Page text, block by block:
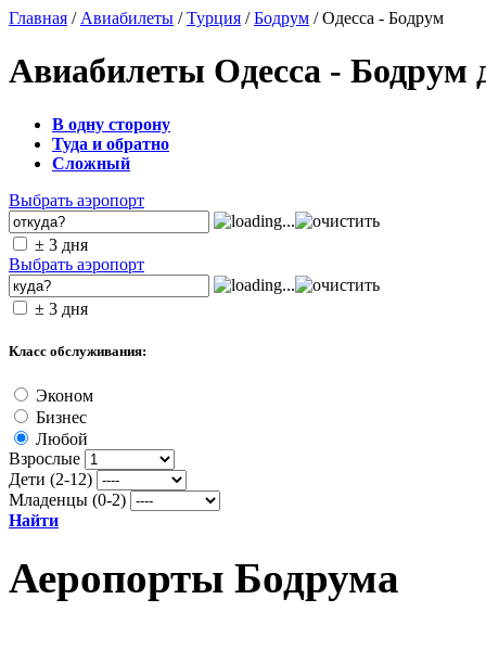
Главная / Авиабилеты /Турция /Бодрум / Одесса - Бодрум
Авиабилеты Одесса - Бодрум
В одну сторону
Туда и обратно
Сложный
Выбрать аэропорт
± 3 дня
Выбрать аэропорт
± 3 дня
Класс обслуживания:
Эконом
Бизнес
Любой
Взрослые
Дети (2-12)
Младенцы (0-2)
Найти
Аеропорты Бодрума